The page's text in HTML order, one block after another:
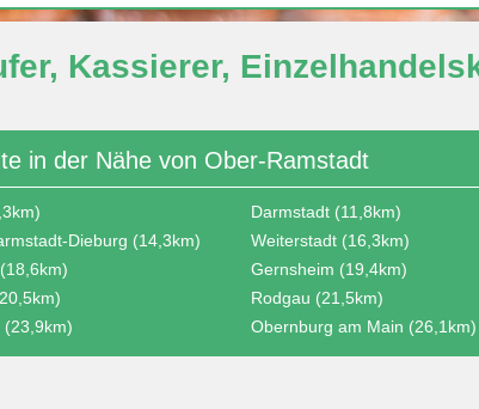
Kassierer,
in der Nähe von Ober-Ramstadt
Darmstadt (11,8km)
Dieburg (14,3km)
Weiterstadt (16,3km)
Gernsheim (19,4km)
Rodgau (21,5km)
(23,9km)
Obernburg am Main (26,1km)